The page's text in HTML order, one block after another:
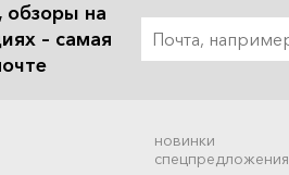
обзоры на
– самая
новинки
спецпредложения